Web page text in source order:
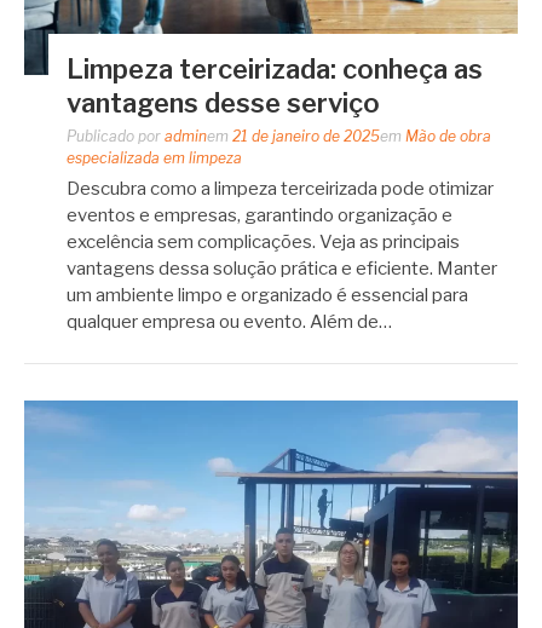
Limpeza terceirizada: conheça as
vantagens desse serviço
Publicado por adminem 21 de janeiro de 2025em Mão de obra
especializada em limpeza
Descubra como a limpeza terceirizada pode otimizar
eventos e empresas, garantindo organização e
excelência sem complicações. Veja as principais
vantagens dessa solução prática e eficiente. Manter
um ambiente limpo e organizado é essencial para
qualquer empresa ou evento. Além de…